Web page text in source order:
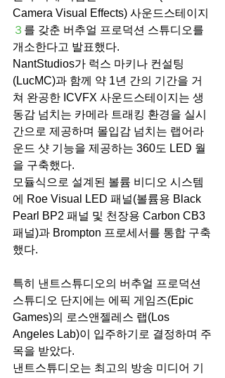
Camera Visual Effects) 사운드스테이지
３ 를 갖춘 버추얼 프로덕션 스튜디오를
개소한다고 발표했다.
NantStudios가 럭스 마키나 컨설팅
(LucMC)과 함께 약 1년 간의 기간을 거
쳐 완공한 ICVFX 사운드스테이지는 생
동감 넘치는 카메라 트래킹 환경을 실시
간으로 제공하며 몰입감 넘치는 랩어라
운드 샷 기능을 제공하는 360도 LED 월
을 구축했다.
모듈식으로 설계된 볼륨 비디오 시스템
에 Roe Visual LED 패널(볼륨용 Black
Pearl BP2 패널 및 천장용 Carbon CB3
패널)과 Brompton 프로세서를 통합 구축
했다.
특히 낸트스튜디오의 버추얼 프로덕션
스튜디오 단지에는 에픽 게임즈(Epic
Games)의 로스앤젤레스 랩(Los
Angeles Lab)이 입주하기로 결정하며 주
목을 받았다.
낸트스튜디오는 최고의 방송 미디어 기